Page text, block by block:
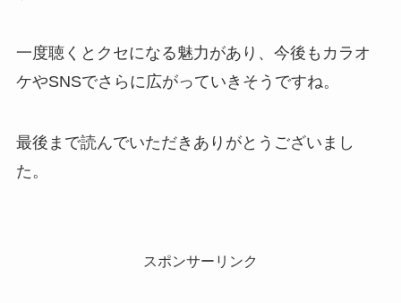
一度聴くとクセになる魅力があり、今後もカラオ
ケやSNSでさらに広がっていきそうですね。
最後まで読んでいただきありがとうございまし
た。
スポンサーリンク